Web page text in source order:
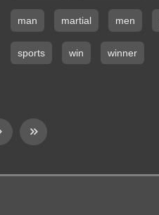
man martial men
sports win winner